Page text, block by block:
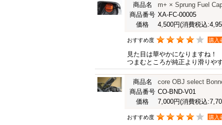
商品名
m+ × Sprung Fuel
商品番号 XA-FC-00005
価格
4,500円(消費税込
おすすめ度 購入
見た目は華やかになりますね！
つまむところが純正より滑りや
商品名
core OBJ select
商品番号 CO-BND-V01
価格
7,000円(消費税込
おすすめ度 購入